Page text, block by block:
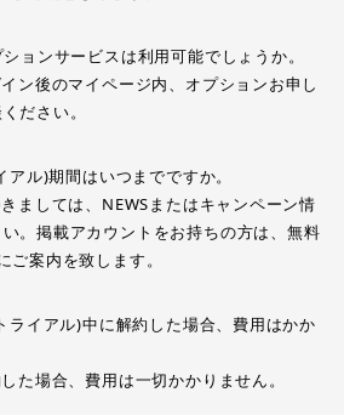
ョンサービスは利用可能でしょうか。
ン後のマイページ内、オプションお申し
ださい。
ル)期間はいつまでですか。
ましては、NEWSまたはキャンペーン情
。掲載アカウントをお持ちの方は、無料
案内を致します。
ライアル)中に解約した場合、費用はかか
た場合、費用は一切かかりません。